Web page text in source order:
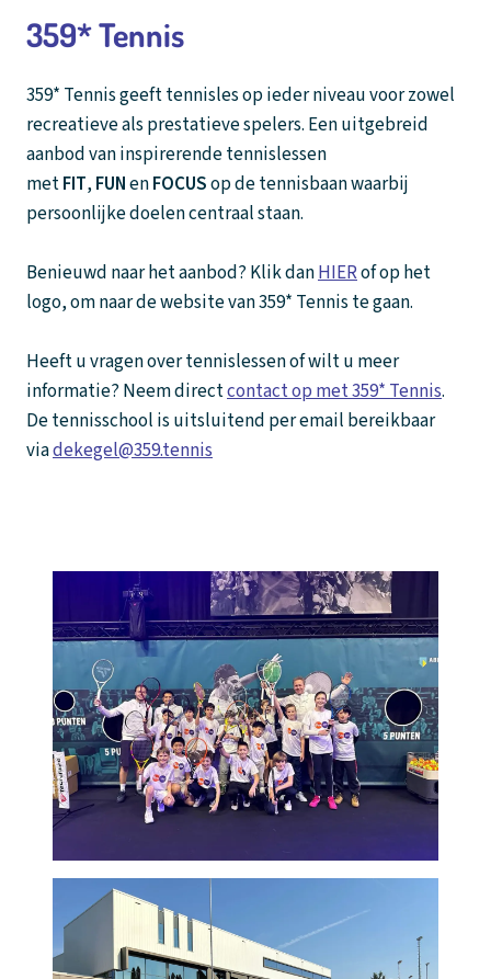
359* Tennis
359* Tennis geeft tennisles op ieder niveau voor zowel
recreatieve als prestatieve spelers. Een uitgebreid
aanbod van inspirerende tennislessen
metFIT, FUNenFOCUSop de tennisbaan waarbij
persoonlijke doelen centraal staan.
Benieuwd naar het aanbod? Klik danHIERof op het
logo, om naar de website van 359* Tennis te gaan.
Heeft u vragen over tennislessen of wilt u meer
informatie? Neem directcontact op met 359* Tennis.
De tennisschool is uitsluitend per email bereikbaar
viadekegel@359.tennis